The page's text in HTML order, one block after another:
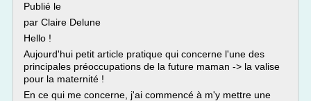
Publié le
par Claire Delune
Hello !
Aujourd'hui petit article pratique qui concerne l'une des
principales préoccupations de la future maman -> la valise
pour la maternité !
En ce qui me concerne, j'ai commencé à m'y mettre une